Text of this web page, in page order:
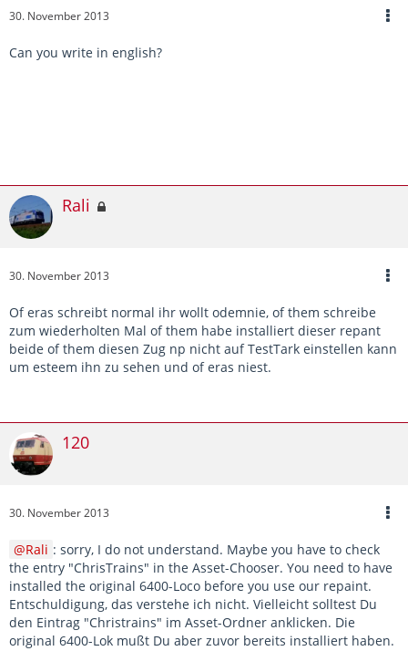
30. November 2013
Can you write in english?
Rali
30. November 2013
Of eras schreibt normal ihr wollt odemnie, of them schreibe
zum wiederholten Mal of them habe installiert dieser repant
beide of them diesen Zug np nicht auf TestTark einstellen kann
um esteem ihn zu sehen und of eras niest.
120
30. November 2013
Rali : sorry, I do not understand. Maybe you have to check
the entry "ChrisTrains" in the Asset-Chooser. You need to have
installed the original 6400-Loco before you use our repaint.
Entschuldigung, das verstehe ich nicht. Vielleicht solltest Du
den Eintrag "Christrains" im Asset-Ordner anklicken. Die
original 6400-Lok mußt Du aber zuvor bereits installiert haben.